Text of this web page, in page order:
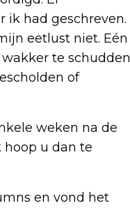
ik had geschreven.
eetlust niet. Eén
te schudden
of
weken na de
hoop u dan te
en vond het